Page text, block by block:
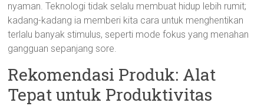
nyaman. Teknologi tidak selalu membuat hidup lebih rumit;
kadang-kadang ia memberi kita cara untuk menghentikan
terlalu banyak stimulus, seperti mode fokus yang menahan
gangguan sepanjang sore.
Rekomendasi Produk: Alat
Tepat untuk Produktivitas